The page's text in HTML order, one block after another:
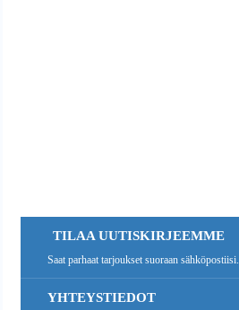
TILAA UUTISKIRJEEMME
Saat parhaat tarjoukset suoraan sähköpostiisi.
YHTEYSTIEDOT